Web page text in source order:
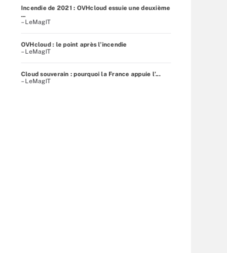
Incendie de 2021 : OVHcloud essuie une deuxième
...
– LeMagIT
OVHcloud : le point après l’incendie
– LeMagIT
Cloud souverain : pourquoi la France appuie l’...
– LeMagIT